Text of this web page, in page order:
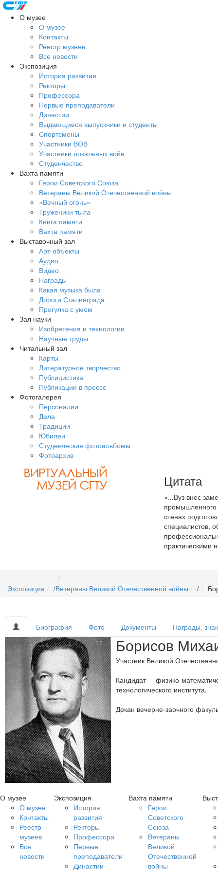
О музее
О музее
Контакты
Реестр музеев
Все новости
Экспозиция
История развития
Ректоры
Профессора
Первые преподаватели
Династии
Выдающиеся выпускники и студенты
Спортсмены
Участники ВОВ
Участники локальных войн
Студенчество
Вахта памяти
Герои Советского Союза
Ветераны Великой Отечественной войны
«Вечный огонь»
Труженики тыла
Книга памяти
Вахта памяти
Выставочный зал
Арт-объекты
Аудио
Видео
Награды
Какая музыка была
Дороги Сталинграда
Прогулка с умом
Зал науки
Изобретения и технологии
Научные труды
Читальный зал
Карты
Литературное творчество
Публицистика
Публикации в прессе
Фотогалерея
Персоналии
Дела
Традиции
Юбилеи
Студенческие фотоальбомы
Фотоархив
Цитата
«...Вуз внес
промышленного
стенах
специалистов,
практическими
Экспозиция /Ветераны Великой Отечественной войны /
Биография Фото Документы Награды,
Борисов
Участник Великой
Кандидат физико-
технологического института.
Декан вечерне-заочного
О музее
О музее
Контакты
Реестр
музеев
Все
новости
Экспозиция
История
развития
Ректоры
Профессора
Первые
преподаватели
Династии
Вахта памяти
Герои
Советского
Союза
Ветераны
Великой
Отечественной
войны